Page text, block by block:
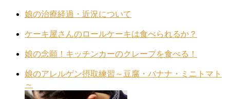
娘の治療経過・近況について
ケーキ屋さんのロールケーキは食べられるか？
娘の念願！キッチンカーのクレープを食べる！
娘のアレルゲン摂取練習～豆腐・バナナ・ミニトマト
～